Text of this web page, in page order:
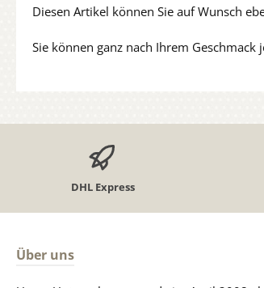
Diesen Artikel können Sie auf Wunsch
Sie können ganz nach Ihrem
DHL Express
Über uns